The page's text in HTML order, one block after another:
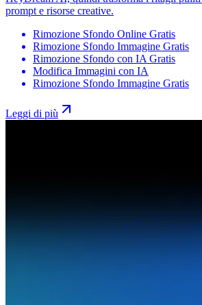
prompt e risorse creative.
Rimozione Sfondo Online Gratis
Rimozione Sfondo Immagine Gratis
Rimozione Sfondo con IA Gratis
Modifica Immagini con IA
Rimozione Sfondo Immagine Gratis
Leggi di più